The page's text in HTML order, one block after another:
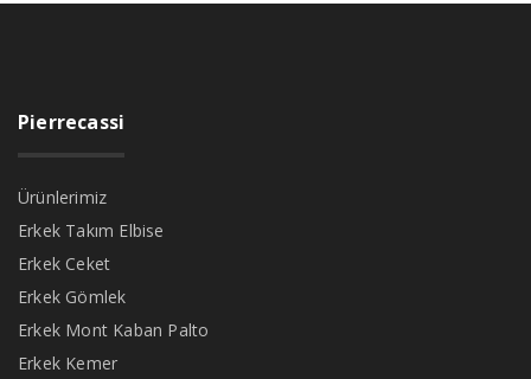
Pierrecassi
Ürünlerimiz
Erkek Takım Elbise
Erkek Ceket
Erkek Gömlek
Erkek Mont Kaban Palto
Erkek Kemer